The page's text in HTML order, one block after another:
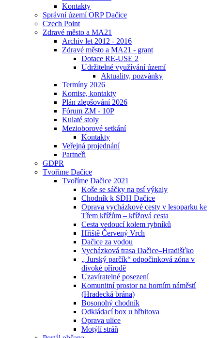
Kontakty
Správní území ORP Dačice
Czech Point
Zdravé město a MA21
Archiv let 2012 - 2016
Zdravé město a MA21 - grant
Dotace RE-USE 2
Udržitelné využívání území
Aktuality, pozvánky
Termíny 2026
Komise, kontakty
Plán zlepšování 2026
Fórum ZM - 10P
Kulaté stoly
Mezioborové setkání
Kontakty
Veřejná projednání
Partneři
GDPR
Tvoříme Dačice
Tvoříme Dačice 2021
Koše se sáčky na psí výkaly
Chodník k SDH Dačice
Oprava vycházkové cesty v lesoparku ke
Třem křížům – křížová cesta
Cesta vedoucí kolem rybníků
Hřiště Červený Vrch
Dačice za vodou
Vycházková trasa Dačice–Hradišťko
„ Jurský parčík“ odpočinková zóna v
divoké přírodě
Uzavíratelné posezení
Komunitní prostor na horním náměstí
(Hradecká brána)
Bosonohý chodník
Odkládací box u hřbitova
Oprava ulice
Motýlí stráň